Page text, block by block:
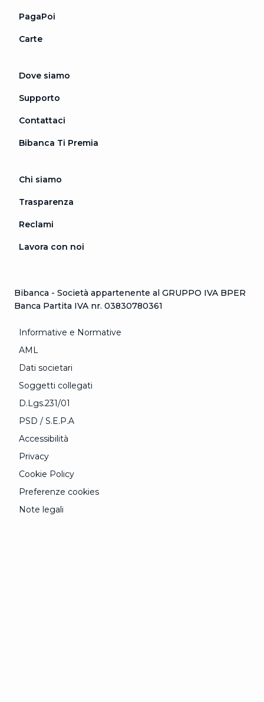
PagaPoi
Carte
Dove siamo
Supporto
Contattaci
Bibanca Ti Premia
Chi siamo
Trasparenza
Reclami
Lavora con noi
Bibanca - Società appartenente al GRUPPO IVA BPER
Banca Partita IVA nr. 03830780361
Informative e Normative
AML
Dati societari
Soggetti collegati
D.Lgs.231/01
PSD / S.E.P.A
Accessibilità
Privacy
Cookie Policy
Preferenze cookies
Note legali